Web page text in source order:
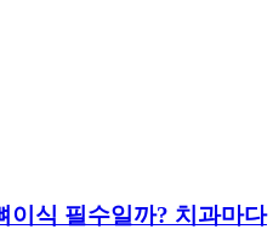
이식 필수일까? 치과마다